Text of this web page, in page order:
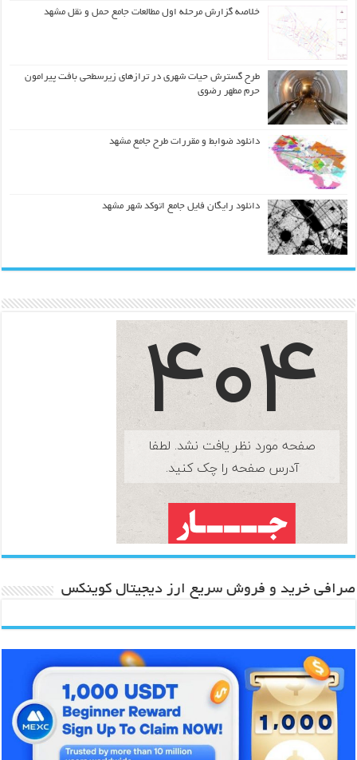
خلاصه گزارش مرحله اول مطالعات جامع حمل و نقل مشهد
طرح گسترش حیات شهري در ترازهاي زیرسطحی بافت پیرامون
حرم مطهر رضوي
دانلود ضوابط و مقررات طرح جامع مشهد
دانلود رایگان فایل جامع اتوکد شهر مشهد
صرافی خرید و فروش سریع ارز دیجیتال کوینکس